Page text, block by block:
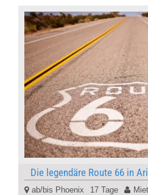
Die legendäre Route 66 in
ab/bis Phoenix 17 Tage